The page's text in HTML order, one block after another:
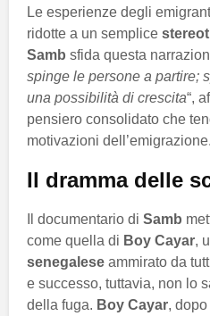
Le esperienze degli
ridotte a un semplice
Samb sfida questa
spinge le persone a partire;
una possibilità di crescita“,
pensiero consolidato che
motivazioni dell’emigrazione.
Il dramma delle
Il documentario di Samb
come quella di Boy Cayar,
senegalese ammirato da
e successo, tuttavia, non lo
della fuga. Boy Cayar,